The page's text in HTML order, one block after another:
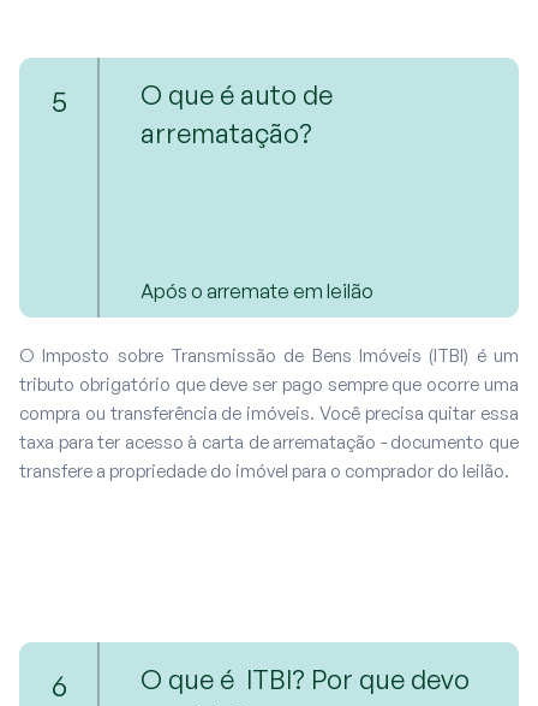
5
O que é auto de
arrematação?
Após o arremate em leilão
O Imposto sobre Transmissão de Bens Imóveis (ITBI) é um
tributo obrigatório que deve ser pago sempre que ocorre uma
compra ou transferência de imóveis. Você precisa quitar essa
taxa para ter acesso à carta de arrematação - documento que
transfere a propriedade do imóvel para o comprador do leilão.
6
O que é ITBI? Por que devo